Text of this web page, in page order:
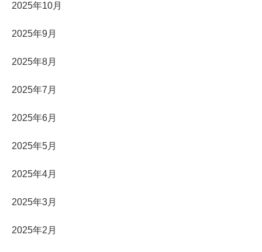
2025年10月
2025年9月
2025年8月
2025年7月
2025年6月
2025年5月
2025年4月
2025年3月
2025年2月